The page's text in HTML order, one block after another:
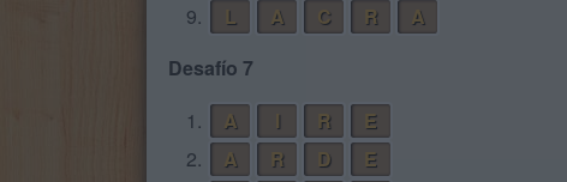
9.
L A C R
A
Desafío 7
1.
A R
E
2.
A R D
E